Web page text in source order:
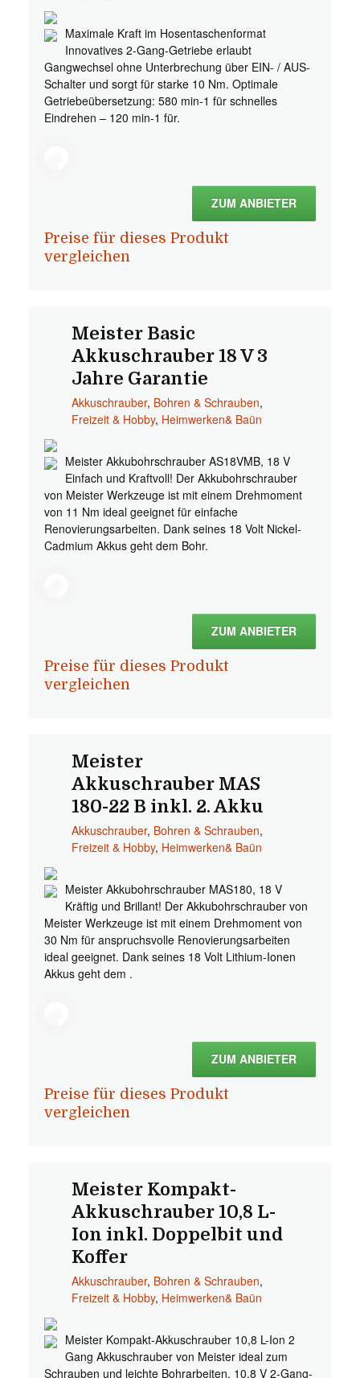
Maximale Kraft im Hosentaschenformat
Innovatives 2-Gang-Getriebe erlaubt
Gangwechsel ohne Unterbrechung über EIN- / AUS-
Schalter und sorgt für starke 10 Nm. Optimale
Getriebeübersetzung: 580 min-1 für schnelles
Eindrehen – 120 min-1 für.
ZUM ANBIETER
Preise für dieses Produkt
vergleichen
Meister Basic
Akkuschrauber 18 V 3
Jahre Garantie
Akkuschrauber, Bohren & Schrauben,
Freizeit & Hobby, Heimwerken& Baün
Meister Akkubohrschrauber AS18VMB, 18 V
Einfach und Kraftvoll! Der Akkubohrschrauber
von Meister Werkzeuge ist mit einem Drehmoment
von 11 Nm ideal geeignet für einfache
Renovierungsarbeiten. Dank seines 18 Volt Nickel-
Cadmium Akkus geht dem Bohr.
ZUM ANBIETER
Preise für dieses Produkt
vergleichen
Meister
Akkuschrauber MAS
180-22 B inkl. 2. Akku
Akkuschrauber, Bohren & Schrauben,
Freizeit & Hobby, Heimwerken& Baün
Meister Akkubohrschrauber MAS180, 18 V
Kräftig und Brillant! Der Akkubohrschrauber von
Meister Werkzeuge ist mit einem Drehmoment von
30 Nm für anspruchsvolle Renovierungsarbeiten
ideal geeignet. Dank seines 18 Volt Lithium-Ionen
Akkus geht dem .
ZUM ANBIETER
Preise für dieses Produkt
vergleichen
Meister Kompakt-
Akkuschrauber 10,8 L-
Ion inkl. Doppelbit und
Koffer
Akkuschrauber, Bohren & Schrauben,
Freizeit & Hobby, Heimwerken& Baün
Meister Kompakt-Akkuschrauber 10,8 L-Ion 2
Gang Akkuschrauber von Meister ideal zum
Schrauben und leichte Bohrarbeiten. 10,8 V 2-Gang-